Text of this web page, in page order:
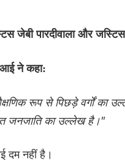
जेबी पारदीवाला और जस्टिस
ने कहा:
रूप से पिछड़े वर्गों का
जनजाति का उल्लेख है।"
दम नहीं है।